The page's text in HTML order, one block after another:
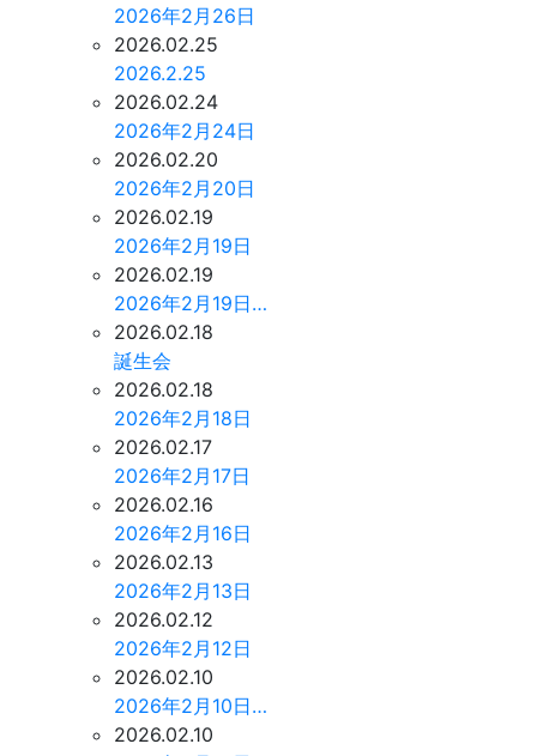
2026年2月26日
2026.02.25
2026.2.25
2026.02.24
2026年2月24日
2026.02.20
2026年2月20日
2026.02.19
2026年2月19日
2026.02.19
2026年2月19日…
2026.02.18
誕生会
2026.02.18
2026年2月18日
2026.02.17
2026年2月17日
2026.02.16
2026年2月16日
2026.02.13
2026年2月13日
2026.02.12
2026年2月12日
2026.02.10
2026年2月10日…
2026.02.10